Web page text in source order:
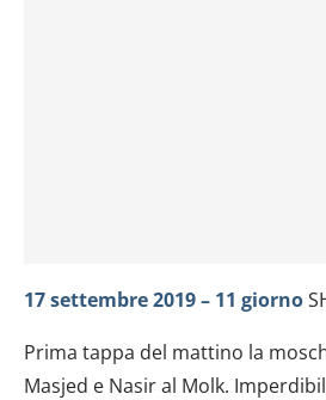
17 settembre 2019 – 11 giorno
Prima tappa del mattino la
Masjed e Nasir al Molk.